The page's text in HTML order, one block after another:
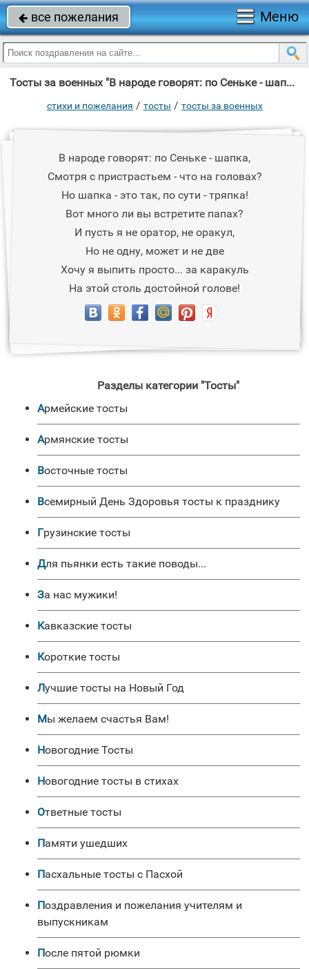
 все пожелания Меню
Тосты за военных "В народе говорят: по Сеньке - шапка, Смотря с пристрастьем - что на головах?"
стихи и пожелания / тосты / тосты за военных
В народе говорят: по Сеньке - шапка,
Смотря с пристрастьем - что на головах?
Но шапка - это так, по сути - тряпка!
Вот много ли вы встретите папах?
И пусть я не оратор, не оракул,
Но не одну, может и не две
Хочу я выпить просто... за каракуль
На этой столь достойной голове!
Разделы категории "Тосты"
Армейские тосты
Армянские тосты
Восточные тосты
Всемирный День Здоровья тосты к празднику
Грузинские тосты
Для пьянки есть такие поводы...
За нас мужики!
Кавказские тосты
Короткие тосты
Лучшие тосты на Новый Год
Мы желаем счастья Вам!
Новогодние Тосты
Новогодние тосты в стихах
Ответные тосты
Памяти ушедших
Пасхальные тосты с Пасхой
Поздравления и пожелания учителям и
выпускникам
После пятой рюмки